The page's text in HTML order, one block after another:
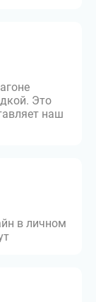
Это
наш
в личном